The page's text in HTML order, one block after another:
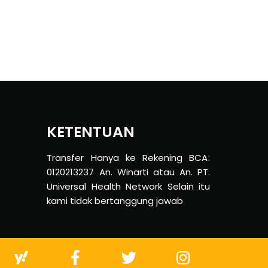
KETENTUAN
Transfer Hanya ke Rekening BCA:
0120213237 An. Winarti atau An. PT.
Universal Health Network Selain itu
kami tidak bertanggung jawab